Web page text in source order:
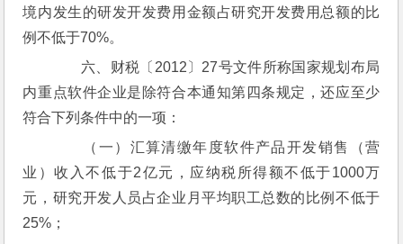
境内发生的研发开发费用金额占研究开发费用总额的比
例不低于70%。
六、财税〔2012〕27号文件所称国家规划布局
内重点软件企业是除符合本通知第四条规定，还应至少
符合下列条件中的一项：
（一）汇算清缴年度软件产品开发销售（营
业）收入不低于2亿元，应纳税所得额不低于1000万
元，研究开发人员占企业月平均职工总数的比例不低于
25%；